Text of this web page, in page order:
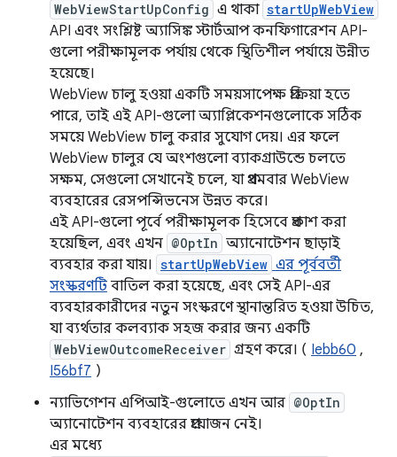
WebViewStartUpConfig এ থাকা startUpWebView
API এবং সংশ্লিষ্ট অ্যাসিঙ্ক স্টার্টআপ কনফিগারেশন API-
গুলো পরীক্ষামূলক পর্যায় থেকে স্থিতিশীল পর্যায়ে উন্নীত
হয়েছে।
WebView চালু হওয়া একটি সময়সাপেক্ষ প্রক্রিয়া হতে
পারে, তাই এই API-গুলো অ্যাপ্লিকেশনগুলোকে সঠিক
সময়ে WebView চালু করার সুযোগ দেয়। এর ফলে
WebView চালুর যে অংশগুলো ব্যাকগ্রাউন্ডে চলতে
সক্ষম, সেগুলো সেখানেই চলে, যা প্রথমবার WebView
ব্যবহারের রেসপন্সিভনেস উন্নত করে।
এই API-গুলো পূর্বে পরীক্ষামূলক হিসেবে প্রকাশ করা
হয়েছিল, এবং এখন @OptIn অ্যানোটেশন ছাড়াই
ব্যবহার করা যায়। startUpWebView এর পূর্ববর্তী
সংস্করণটি বাতিল করা হয়েছে, এবং সেই API-এর
ব্যবহারকারীদের নতুন সংস্করণে স্থানান্তরিত হওয়া উচিত,
যা ব্যর্থতার কলব্যাক সহজ করার জন্য একটি
WebViewOutcomeReceiver গ্রহণ করে। ( Iebb60 ,
I56bf7 )
ন্যাভিগেশন এপিআই-গুলোতে এখন আর @OptIn
অ্যানোটেশন ব্যবহারের প্রয়োজন নেই।
এর মধ্যে